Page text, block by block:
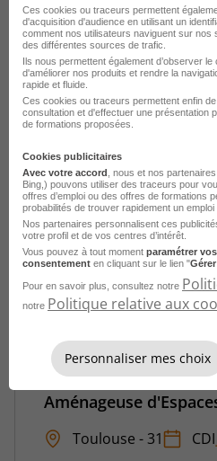
Responsable de
Intégration H/F
Toulouse - 31
CDI
Airbus Defense and
Je postule
Concepteur
Aménageuse
Toulouse - 31 CDI
Ces cookies ou traceurs permettent
d'acquisition d'audience en utilisant un
comment nos utilisateurs naviguent sur nos
des différentes sources de trafic.
Ils nous permettent également d’observer
d'améliorer nos produits et rendre la
rapide et fluide.
Ces cookies ou traceurs permettent enfin
consultation et d'effectuer une présentation
de formations proposées.
Cookies publicitaires
Avec votre accord , nous et nos
Bing,) pouvons utiliser des traceurs pour
offres d’emploi ou des offres de formations
probabilités de trouver rapidement un emploi
Nos partenaires personnalisent ces
votre profil et de vos centres d’intérêt.
Vous pouvez à tout moment paramétrer
consentement en cliquant sur le lien "
Pour en savoir plus, consultez notre
notre Politique relative aux
Personnaliser mes choix